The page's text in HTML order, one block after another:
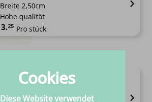
Breite 2,50cm
Hohe qualität
3.25 Pro stück
Waffel-Jersey
Breite 1,45m
Cookies
Diese Website verwendet